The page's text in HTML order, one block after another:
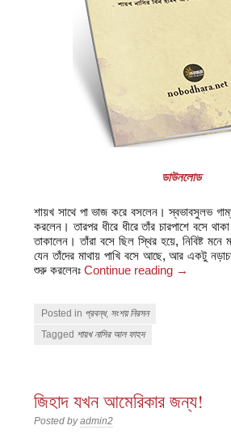
ডাউনলোড
শায়খ সাথে পা ভাজ করে বসলেন। স্বভাবসুলভ
করলেন। তারপর ধীরে ধীরে তাঁর চারপাশে বসে
তাকালেন। তাঁরা বসে ছিল স্থির হয়ে, নিবিষ্ট মনে
যেন তাঁদের মাথায় পাখি বসে আছে, আর একটু
শুরু করলেনঃContinue reading →
Posted in প্রবন্ধ, সংশয় নিরসন
Tagged শায়খ নাসির আল ফাহদ
জিহাদ যখন আমেরিকার জন্য!
Posted byadmin2